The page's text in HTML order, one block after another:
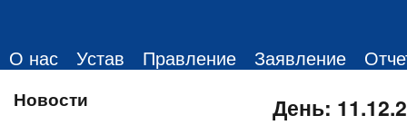
О нас Устав Правление Заявление
Новости День: